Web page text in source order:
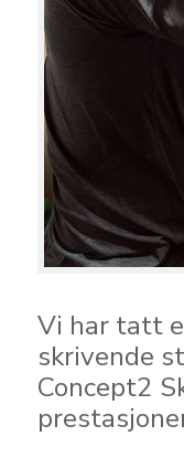
Vi har tatt
skrivende
Concept2